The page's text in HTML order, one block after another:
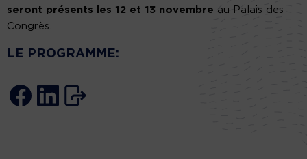
seront présents les 12 et 13 novembre au Palais des
Congrès.
LE PROGRAMME: